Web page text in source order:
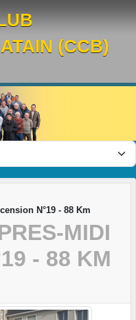
(CCB)
N°19 - 88 Km
MIDI
- 88 KM